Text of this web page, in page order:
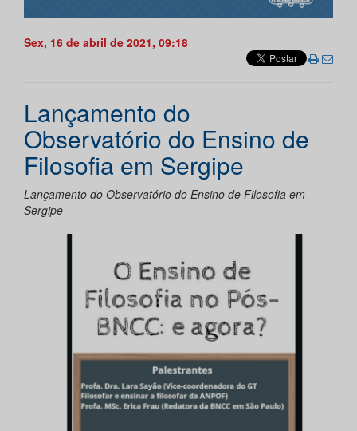
Sex, 16 de abril de 2021, 09:18
Lançamento do
Observatório do Ensino de
Filosofia em Sergipe
Lançamento do Observatório do Ensino de Filosofia em
Sergipe